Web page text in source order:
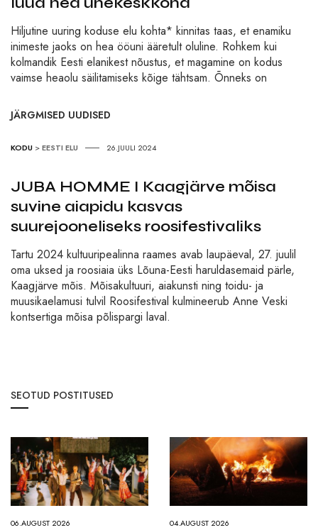
Hiljutine uuring koduse elu kohta* kinnitas taas, et enamiku
inimeste jaoks on hea ööuni ääretult oluline. Rohkem kui
kolmandik Eesti elanikest nõustus, et magamine on kodus
vaimse heaolu säilitamiseks kõige tähtsam. Õnneks on
JÄRGMISED UUDISED
KODU >EESTI ELU 26.JUULI 2024
JUBA HOMME I Kaagjärve mõisa
suvine aiapidu kasvas
suurejooneliseks roosifestivaliks
Tartu 2024 kultuuripealinna raames avab laupäeval, 27. juulil
oma uksed ja roosiaia üks Lõuna-Eesti haruldasemaid pärle,
Kaagjärve mõis. Mõisakultuuri, aiakunsti ning toidu- ja
muusikaelamusi tulvil Roosifestival kulmineerub Anne Veski
kontsertiga mõisa põlispargi laval.
SEOTUD POSTITUSED
06.AUGUST 2026 04.AUGUST 2026